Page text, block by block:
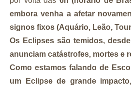
embora venha a afetar
signos fixos (Aquário, Leão,
Os Eclipses são temidos,
anunciam catástrofes, mortes e
Como estamos falando de
um Eclipse de grande